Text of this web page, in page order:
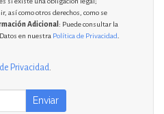
así como otros derechos, como se
Adicional : Puede consultar la
en nuestra Política de Privacidad
Privacidad
Enviar